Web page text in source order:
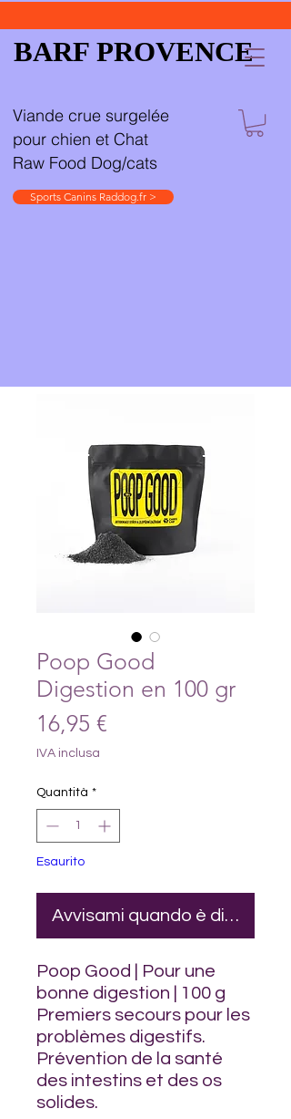
BARF PROVENCE
Viande crue surgelée
pour chien et Chat
Raw Food Dog/cats
Sports Canins Raddog.fr >
Poop Good
Digestion en 100 gr
16,95 €
IVA inclusa
Quantità *
Esaurito
Avvisami quando è disponibile
Poop Good | Pour une
bonne digestion | 100 g
Premiers secours pour les
problèmes digestifs.
Prévention de la santé
des intestins et des os
solides.